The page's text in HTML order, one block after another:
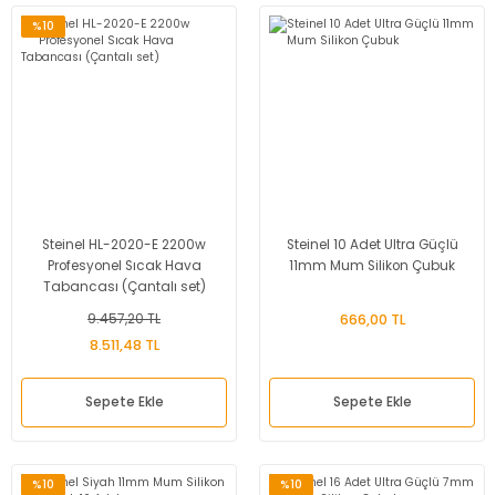
%10
Steinel HL-2020-E 2200w
Profesyonel Sıcak Hava
Tabancası (Çantalı set)
9.457,20 TL
8.511,48 TL
Sepete Ekle
Steinel 10 Adet Ultra Güçlü
11mm Mum Silikon Çubuk
666,00 TL
Sepete Ekle
%10 %10